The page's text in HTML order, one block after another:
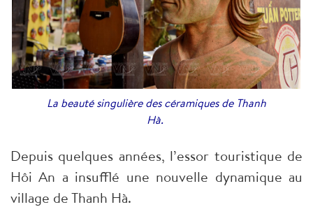
La beauté singulière des céramiques de Thanh
Hà.
Depuis quelques années, l’essor touristique de
Hôi An a insufflé une nouvelle dynamique au
village de Thanh Hà.